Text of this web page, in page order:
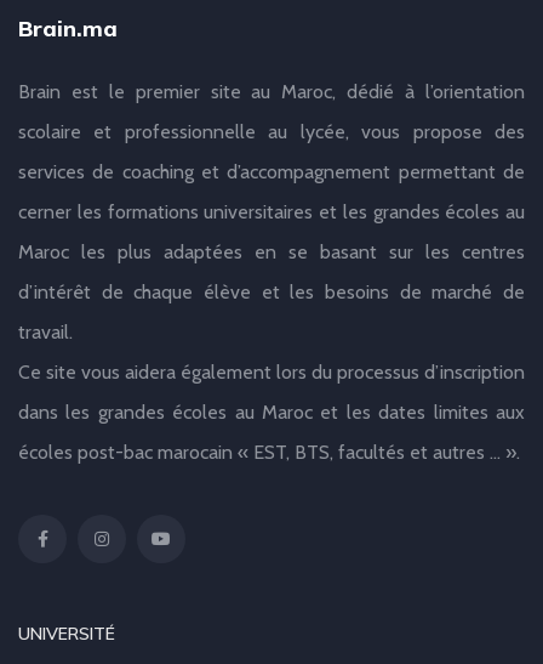
Brain.ma
Brain est le premier site au Maroc, dédié à l’orientation
scolaire et professionnelle au lycée, vous propose des
services de coaching et d’accompagnement permettant de
cerner les formations universitaires et les grandes écoles au
Maroc les plus adaptées en se basant sur les centres
d’intérêt de chaque élève et les besoins de marché de
travail.
Ce site vous aidera également lors du processus d’inscription
dans les grandes écoles au Maroc et les dates limites aux
écoles post-bac marocain « EST, BTS, facultés et autres … ».
UNIVERSITÉ